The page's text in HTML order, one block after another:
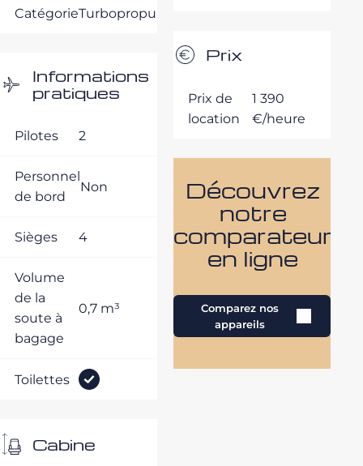
CatégorieTurbopropulseurs
Informations
pratiques
Pilotes 2
Personnel
de bord
Non
Sièges 4
Volume
de la
soute à
bagage
0,7 m³
Toilettes
Cabine
Prix
Prix de
location
1 390
€/heure
Découvrez
notre
comparateur
en ligne
Comparez nos
appareils